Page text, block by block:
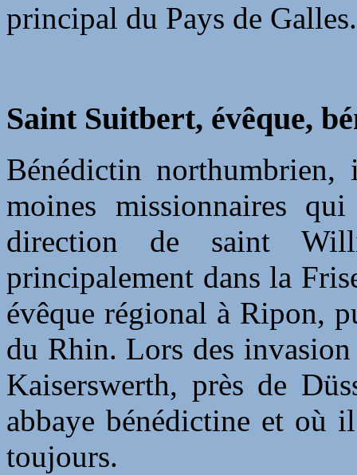
principal du Pays de Galles.
Saint Suitbert, évêque,
Bénédictin
moines missionnaires
direction de saint
principalement dans la
évêque régional à Ripon,
du Rhin. Lors des
Kaiserswerth, près de
abbaye bénédictine et où
toujours.